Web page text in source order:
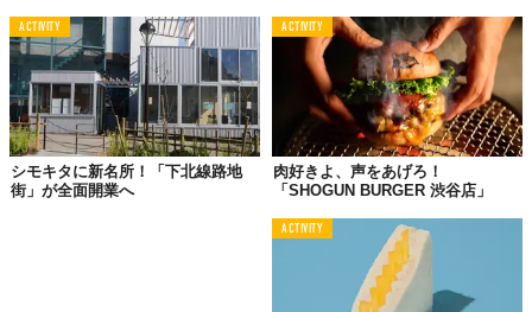
館内には龍宮城や万華鏡、花魁道中といった日本の伝統や伝説を
リミックスした
5つの異空間が点在し、それぞれが豪快かつ繊細な
日本の「美」と、水中で生きる「美」の命の鼓動を五感で体感す
ることができる。
なかでもメインとなる「龍宮～RYUGU」エリアは、その名のとお
り龍宮城をイメージした空間で、アクアリウムのほかテラリウ
ム 、流木アート
などの斬新かつ奇抜なアクアリウム
アクアリウムクリエイターGA☆KYO氏の世界観をたっぷりと味わ
ACTIVITY
シモキタに新名所！「下北線路地
街」が全面開業へ
ACTIVITY
肉好きよ、声をあげろ！
「SHOGUN BURGER 渋谷店」
ACTIVITY